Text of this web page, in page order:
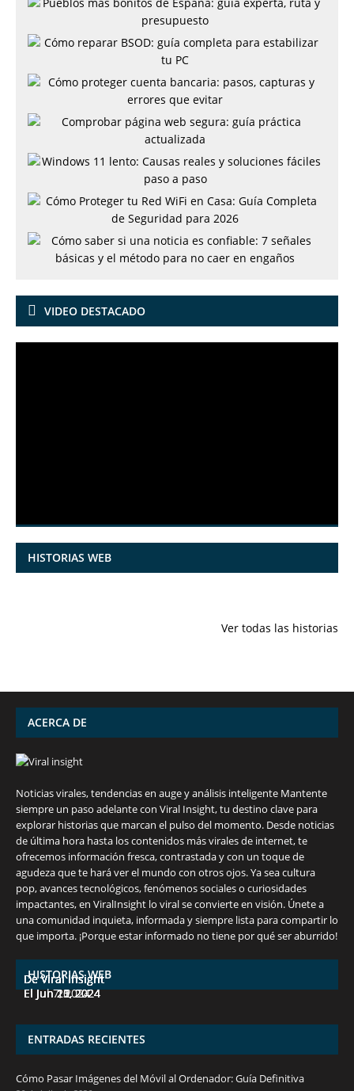
VIDEO DESTACADO
HISTORIAS WEB
Ver todas las historias
años
julio: Playas de
¡más!
ocultas del
ACERCA DE
Noticias virales, tendencias en auge y análisis inteligente Mantente
siempre un paso adelante con Viral Insight, tu destino clave para
explorar historias que marcan el pulso del momento. Desde noticias
de última hora hasta los contenidos más virales de internet, te
ofrecemos información fresca, contrastada y con un toque de
agudeza que te hará ver el mundo con otros ojos. Ya sea cultura
pop, avances tecnológicos, fenómenos sociales o curiosidades
impactantes, en ViralInsight lo viral se convierte en visión. Únete a
una comunidad inquieta, informada y siempre lista para compartir lo
que importa. ¡Porque estar informado no tiene por qué ser aburrido!
HISTORIAS WEB
7 frutas ricas en calcio para mantener la
De Viral Insight
El Jul 7, 2024
España en julio: Playas de ensueño,
De Viral Insight
El Jun 23, 2024
Funciones ocultas del iPhone que no
De Viral Insight
El Jun 20, 2024
Descubre las 10 criptomonedas con mayor
De Viral Insight
El Jun 15, 2024
¡Derrota el calor, no tus objetivos de
De Viral Insight
El Jun 11, 2024
ENTRADAS RECIENTES
Cómo Pasar Imágenes del Móvil al Ordenador: Guía Definitiva